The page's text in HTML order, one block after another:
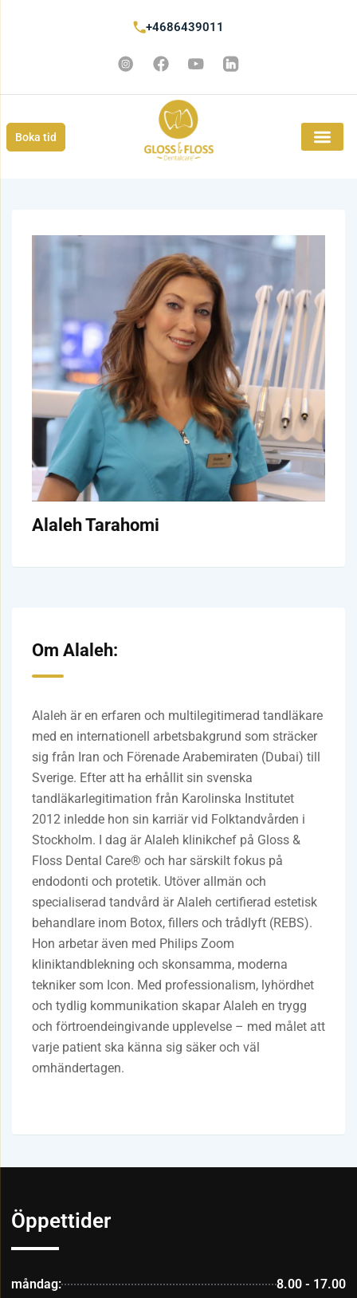
+4686439011
Boka tid
Alaleh Tarahomi
Om Alaleh:
Alaleh är en erfaren och multilegitimerad tandläkare
med en internationell arbetsbakgrund som sträcker
sig från Iran och Förenade Arabemiraten (Dubai) till
Sverige. Efter att ha erhållit sin svenska
tandläkarlegitimation från Karolinska Institutet
2012 inledde hon sin karriär vid Folktandvården i
Stockholm. I dag är Alaleh klinikchef på Gloss &
Floss Dental Care® och har särskilt fokus på
endodonti och protetik. Utöver allmän och
specialiserad tandvård är Alaleh certifierad estetisk
behandlare inom Botox, fillers och trådlyft (REBS).
Hon arbetar även med Philips Zoom
kliniktandblekning och skonsamma, moderna
tekniker som Icon. Med professionalism, lyhördhet
och tydlig kommunikation skapar Alaleh en trygg
och förtroendeingivande upplevelse – med målet att
varje patient ska känna sig säker och väl
omhändertagen.
Öppettider
måndag:
8.00 - 17.00